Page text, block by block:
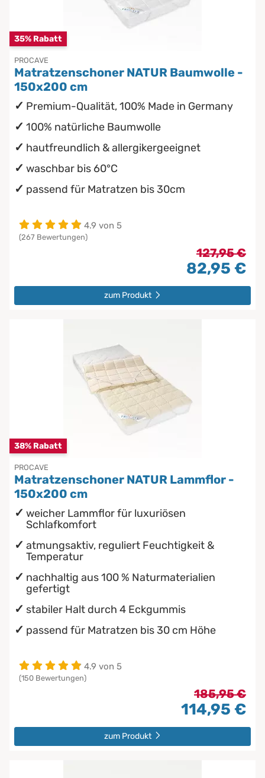
35% Rabatt
PROCAVE
Matratzenschoner NATUR Baumwolle -
150x200 cm
Premium-Qualität, 100% Made in Germany
100% natürliche Baumwolle
hautfreundlich & allergikergeeignet
waschbar bis 60°C
passend für Matratzen bis 30cm
4.9 von 5
(267 Bewertungen)
127,95 €
82,95 €
zum Produkt
38% Rabatt
PROCAVE
Matratzenschoner NATUR Lammflor -
150x200 cm
weicher Lammflor für luxuriösen
Schlafkomfort
atmungsaktiv, reguliert Feuchtigkeit &
Temperatur
nachhaltig aus 100 % Naturmaterialien
gefertigt
stabiler Halt durch 4 Eckgummis
passend für Matratzen bis 30 cm Höhe
4.9 von 5
(150 Bewertungen)
185,95 €
114,95 €
zum Produkt
Babymatratzen
Antidekubitusmatratzen
Pflegematratzen
Matratzen nach Maß
Die beste Schlafposition finden
Die besten Sommerbettdecken
Die richtige Matratze kaufen